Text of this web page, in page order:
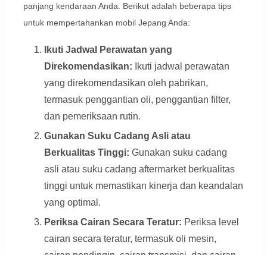
panjang kendaraan Anda. Berikut adalah beberapa tips
untuk mempertahankan mobil Jepang Anda:
Ikuti Jadwal Perawatan yang
Direkomendasikan: Ikuti jadwal perawatan
yang direkomendasikan oleh pabrikan,
termasuk penggantian oli, penggantian filter,
dan pemeriksaan rutin.
Gunakan Suku Cadang Asli atau
Berkualitas Tinggi: Gunakan suku cadang
asli atau suku cadang aftermarket berkualitas
tinggi untuk memastikan kinerja dan keandalan
yang optimal.
Periksa Cairan Secara Teratur: Periksa level
cairan secara teratur, termasuk oli mesin,